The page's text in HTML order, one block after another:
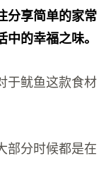
分享简单的家常
的幸福之味。
于鱿鱼这款食材
部分时候都是在